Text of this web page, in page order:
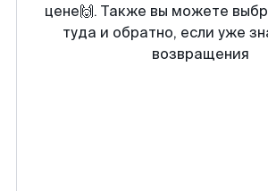
цене🙌. Также вы можете
туда и обратно, если уже
возвращения